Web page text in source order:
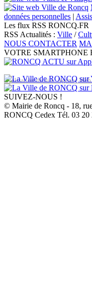
données personnelles |
Les flux RSS RONCQ.FR
RSS Actualités : Ville /
NOUS CONTACTER
VOTRE SMARTPHONE
Réalisation du site: Agence
SUIVEZ-NOUS !
© Mairie de Roncq - 18,
RONCQ Cedex Tél. 03 20